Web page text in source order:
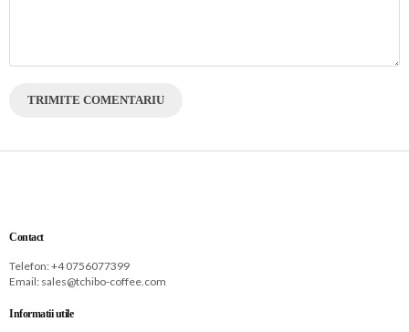
TRIMITE COMENTARIU
Contact
Telefon: +4 0756077399
Email: sales@tchibo-coffee.com
Informatii utile